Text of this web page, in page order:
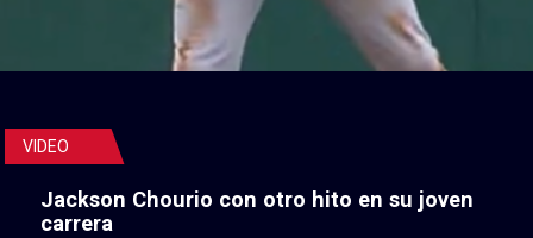
VIDEO
Jackson Chourio con otro hito en su joven
carrera